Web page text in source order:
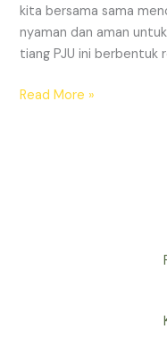
kita bersama sama
nyaman dan aman
tiang PJU ini berbentuk
Read More »